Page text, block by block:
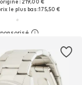
le plus bas :175,50 €